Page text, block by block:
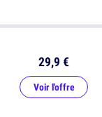
29,9 €
Voir l'offre